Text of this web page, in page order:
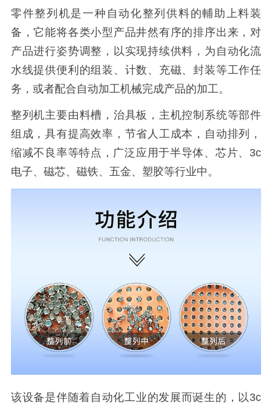
零件整列机是一种自动化整列供料的輔助上料装
备，它能将各类小型产品井然有序的排序出来，对
产品进行姿势调整，以实现持续供料，为自动化流
水线提供便利的组装、计数、充磁、封装等工作任
务，或者配合自动加工机械完成产品的加工。
整列机主要由料槽，治具板，主机控制系统等部件
组成，具有提高效率，节省人工成本，自动排列，
缩减不良率等特点，广泛应用于半导体、芯片、3c
电子、磁芯、磁铁、五金、塑胶等行业中。
该设备是伴随着自动化工业的发展而诞生的，以3c